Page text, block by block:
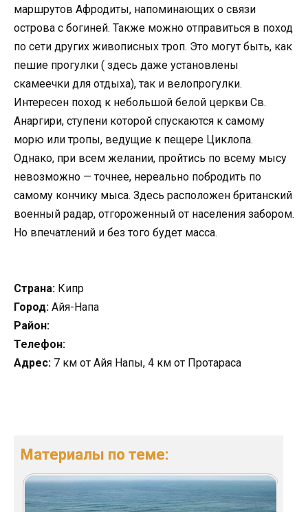
маршрутов Афродиты, напоминающих о связи
острова с богиней. Также можно отправиться в поход
по сети других живописных троп. Это могут быть, как
пешие прогулки ( здесь даже установлены
скамеечки для отдыха), так и велопрогулки.
Интересен поход к небольшой белой церкви Св.
Анаргири, ступени которой спускаются к самому
морю или тропы, ведущие к пещере Циклопа.
Однако, при всем желании, пройтись по всему мысу
невозможно — точнее, нереально побродить по
самому кончику мыса. Здесь расположен британский
военный радар, отгороженный от населения забором.
Но впечатлений и без того будет масса.
Страна: Кипр
Город: Айя-Напа
Район:
Телефон:
Адрес: 7 км от Айя Напы, 4 км от Протараса
Материалы по теме: